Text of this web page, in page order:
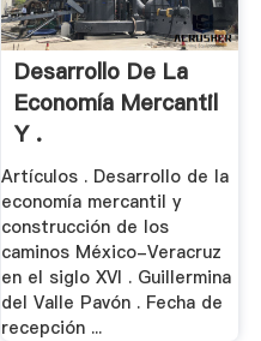
Desarrollo De La
Economía Mercantil
Y .
Artículos . Desarrollo de la
economía mercantil y
construcción de los
caminos México-Veracruz
en el siglo XVI . Guillermina
del Valle Pavón . Fecha de
recepción ...